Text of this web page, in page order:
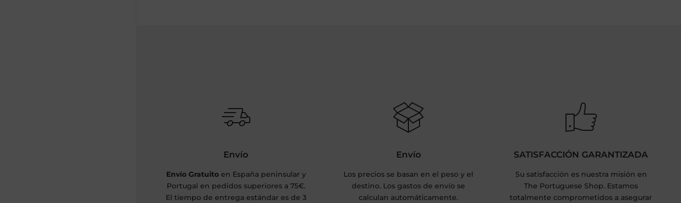
Envío
Envío Gratuitoen España peninsular y
Portugal en pedidos superiores a 75€.
El tiempo de entrega estándar es de 3
Envío
Los precios se basan en el peso y el
destino. Los gastos de envío se
calculan automáticamente.
SATISFACCIÓN GARANTIZADA
Su satisfacción es nuestra misión en
The Portuguese Shop. Estamos
totalmente comprometidos a asegurar